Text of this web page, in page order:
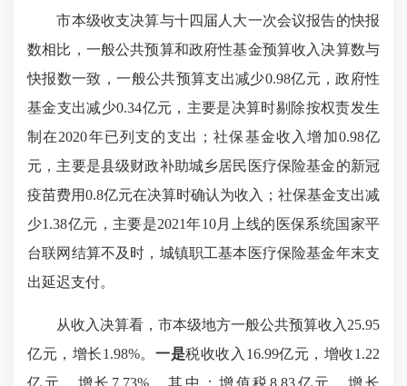
市本级收支决算与十四届人大一次会议报告的快报
数相比，一般公共预算和政府性基金预算收入决算数与
快报数一致，一般公共预算支出减少0.98亿元，政府性
基金支出减少0.34亿元，主要是决算时剔除按权责发生
制在2020年已列支的支出；社保基金收入增加0.98亿
元，主要是县级财政补助城乡居民医疗保险基金的新冠
疫苗费用0.8亿元在决算时确认为收入；社保基金支出减
少1.38亿元，主要是2021年10月上线的医保系统国家平
台联网结算不及时，城镇职工基本医疗保险基金年末支
出延迟支付。
从收入决算看，市本级地方一般公共预算收入25.95
亿元，增长1.98%。一是税收收入16.99亿元，增收1.22
亿元，增长7.73%。其中：增值税8.83亿元，增长